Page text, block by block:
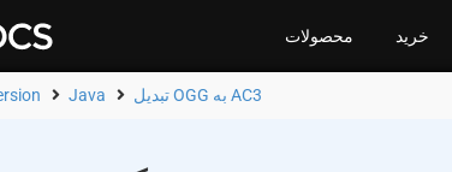
محصولات خرید
Java تبدیل OGG به AC3